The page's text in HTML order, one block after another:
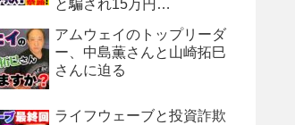
と騙され15万円…
アムウェイのトップリーダ
ー、中島薫さんと山崎拓巳
さんに迫る
ライフウェーブと投資詐欺